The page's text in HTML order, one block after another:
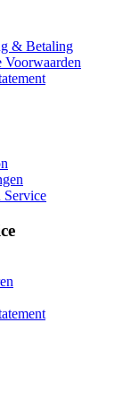
& Betaling
Voorwaarden
Service